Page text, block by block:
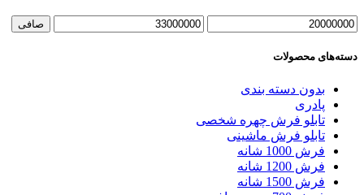
حداقل
حداكثر
صافی
دسته‌های محصولات
بدون دسته بندی
پادری
تابلو فرش چهره شخصی
تابلو فرش ماشینی
فرش 1000 شانه
فرش 1200 شانه
فرش 1500 شانه